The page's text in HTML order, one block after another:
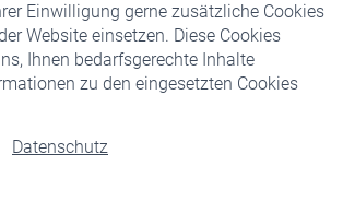
Einwilligung gerne zusätzliche Cookies
Website einsetzen. Diese Cookies
Ihnen bedarfsgerechte Inhalte
zu den eingesetzten Cookies
Datenschutz